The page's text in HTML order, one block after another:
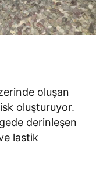
oluşan
oluşturuyor.
derinleşen
lastik